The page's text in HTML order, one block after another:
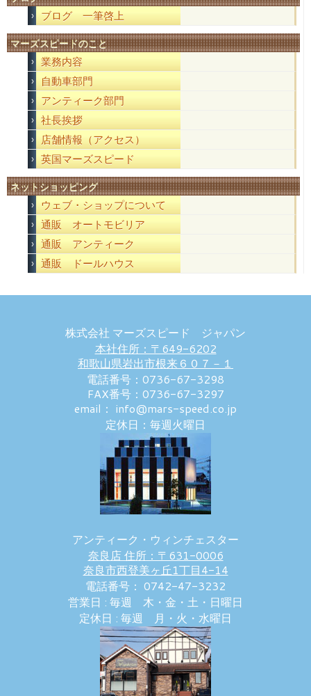
ブログ 一筆啓上
マーズスピードのこと
業務内容
自動車部門
アンティーク部門
社長挨拶
店舗情報（アクセス）
英国マーズスピード
ネットショッピング
ウェブ・ショップについて
通販 オートモビリア
通販 アンティーク
通販 ドールハウス
株式会社 マーズスピード ジャパン
本社住所：〒649-6202
和歌山県岩出市根来６０７－１
電話番号：0736-67-3298
FAX番号：0736-67-3297
email： info@mars-speed.co.jp
定休日：毎週火曜日
アンティーク・ウィンチェスター
奈良店 住所：〒631-0006
奈良市西登美ヶ丘1丁目4-14
電話番号： 0742-47-3232
営業日 : 毎週 木・金・土・日曜日
定休日 : 毎週 月・火・水曜日